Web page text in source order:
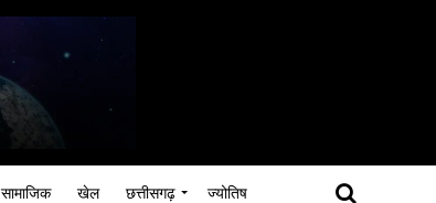
सामाजिक खेल छत्तीसगढ़ ज्योतिष